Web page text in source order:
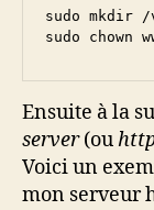
sudo mkdir /
sudo chown
Ensuite à la
server(ou
Voici un
mon serveur